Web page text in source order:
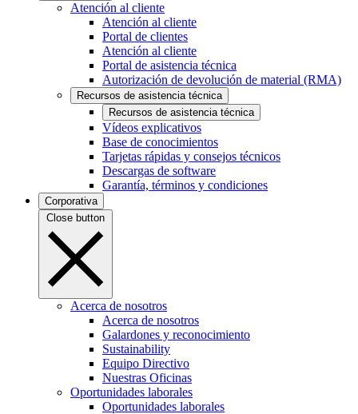
Atención al cliente
Atención al cliente
Portal de clientes
Atención al cliente
Portal de asistencia técnica
Autorización de devolución de material (RMA)
Recursos de asistencia técnica
Recursos de asistencia técnica
Vídeos explicativos
Base de conocimientos
Tarjetas rápidas y consejos técnicos
Descargas de software
Garantía, términos y condiciones
Corporativa
Close button
Acerca de nosotros
Acerca de nosotros
Galardones y reconocimiento
Sustainability
Equipo Directivo
Nuestras Oficinas
Oportunidades laborales
Oportunidades laborales